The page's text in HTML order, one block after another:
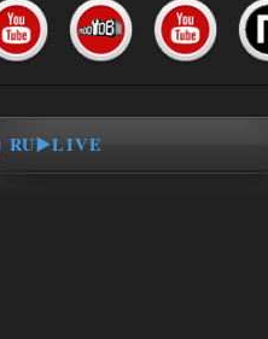
RU▶️LIVE